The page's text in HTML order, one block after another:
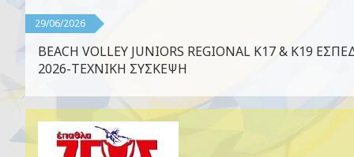
29/06/2026
BEACH VOLLEY JUNIORS REGIONAL K17 & K19
2026-ΤΕΧΝΙΚΗ ΣΥΣΚΕΨΗ